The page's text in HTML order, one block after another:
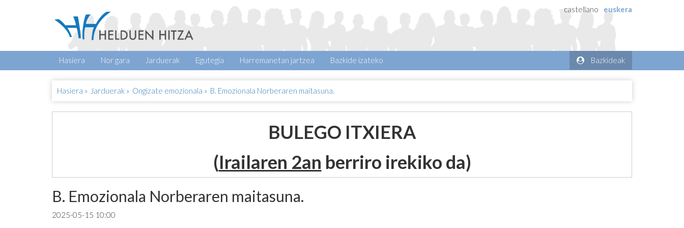
castellano euskera
Hasiera Nor gara Jarduerak Egutegia Harremanetan jartzea Bazkide izateko Bazkideak
Hasiera » Jarduerak » Ongizate emozionala » B. Emozionala Norberaren maitasuna.
BULEGO ITXIERA
(Irailaren 2an berriro irekiko da)
B. Emozionala Norberaren maitasuna.
2025-05-15 10:00